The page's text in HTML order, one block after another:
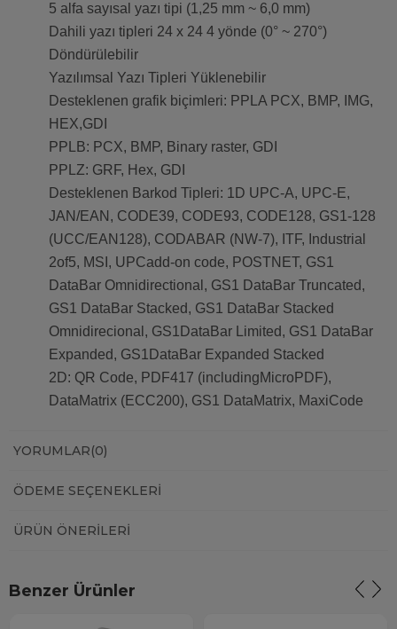
5 alfa sayısal yazı tipi (1,25 mm ~ 6,0 mm)
Dahili yazı tipleri 24 x 24 4 yönde (0° ~ 270°)
Döndürülebilir
Yazılımsal Yazı Tipleri Yüklenebilir
Desteklenen grafik biçimleri: PPLA PCX, BMP, IMG,
HEX,GDI
PPLB: PCX, BMP, Binary raster, GDI
PPLZ: GRF, Hex, GDI
Desteklenen Barkod Tipleri: 1D UPC-A, UPC-E,
JAN/EAN, CODE39, CODE93, CODE128, GS1-128
(UCC/EAN128), CODABAR (NW-7), ITF, Industrial
2of5, MSI, UPCadd-on code, POSTNET, GS1
DataBar Omnidirectional, GS1 DataBar Truncated,
GS1 DataBar Stacked, GS1 DataBar Stacked
Omnidirecional, GS1DataBar Limited, GS1 DataBar
Expanded, GS1DataBar Expanded Stacked
2D: QR Code, PDF417 (includingMicroPDF),
DataMatrix (ECC200), GS1 DataMatrix, MaxiCode
YORUMLAR(0)
ÖDEME SEÇENEKLERI
ÜRÜN ÖNERILERI
Benzer Ürünler